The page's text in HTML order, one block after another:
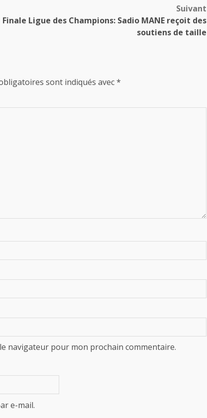
Suivant
Finale Ligue des Champions: Sadio MANE reçoit des
soutiens de taille
sont indiqués avec*
navigateur pour mon prochain commentaire.
e-mail.